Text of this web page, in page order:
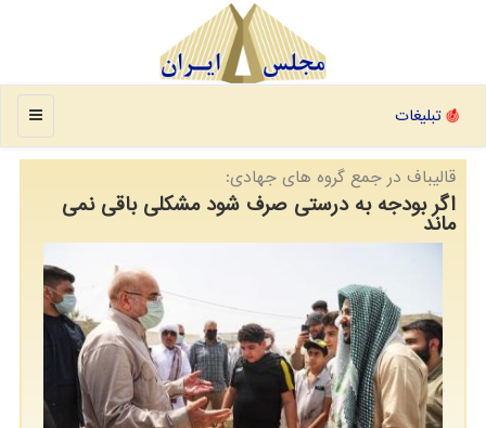
منو تبلیغات
قالیباف در جمع گروه های جهادی:
اگر بودجه به درستی صرف شود مشکلی باقی نمی
ماند